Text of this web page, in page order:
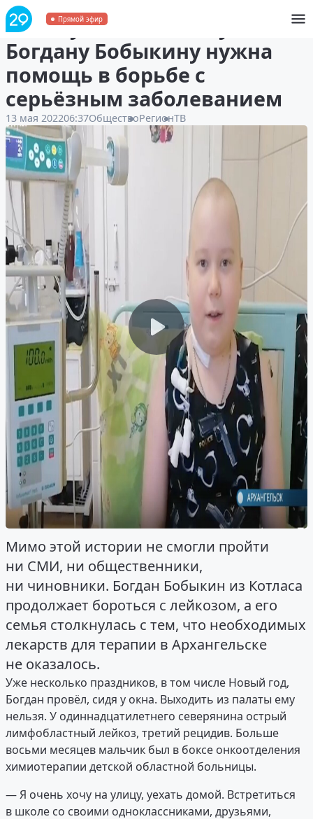
Прямой эфир
Юному котлашанину
Богдану Бобыкину нужна
помощь в борьбе с
серьёзным заболеванием
13 мая 202206:37ОбществоРегионТВ
Мимо этой истории не смогли пройти
ни СМИ, ни общественники,
ни чиновники. Богдан Бобыкин из Котласа
продолжает бороться с лейкозом, а его
семья столкнулась с тем, что необходимых
лекарств для терапии в Архангельске
не оказалось.
Уже несколько праздников, в том числе Новый год,
Богдан провёл, сидя у окна. Выходить из палаты ему
нельзя. У одиннадцатилетнего северянина острый
лимфобластный лейкоз, третий рецидив. Больше
восьми месяцев мальчик был в боксе онкоотделения
химиотерапии детской областной больницы.
— Я очень хочу на улицу, уехать домой. Встретиться
в школе со своими одноклассниками, друзьями,